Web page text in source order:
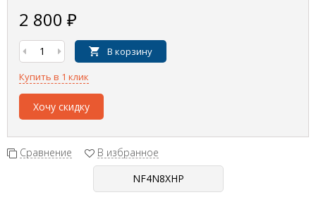
2 800 ₽
В корзину
Купить в 1 клик
Хочу скидку
Сравнение В избранное